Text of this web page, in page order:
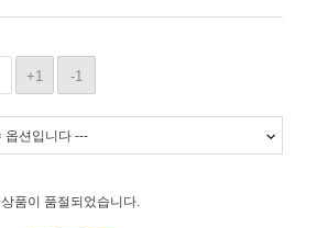
+1 -1
상품이 품절되었습니다.